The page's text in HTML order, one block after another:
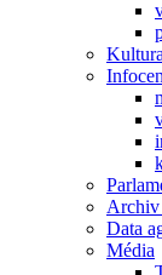
Archiv
Data
Média